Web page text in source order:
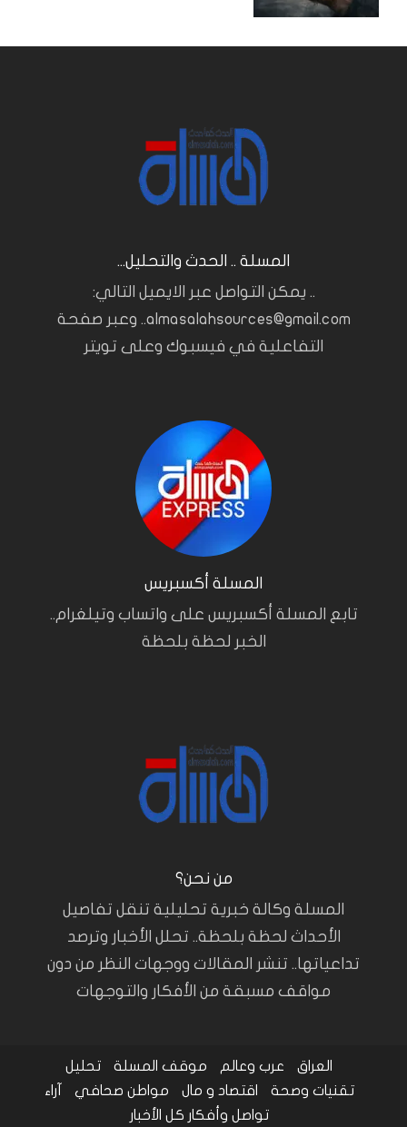
المسلة .. الحدث والتحليل...
.. يمكن التواصل عبر الايميل التالي:
almasalahsources@gmail.com.. وعبر صفحة
التفاعلية في فيسبوك وعلى تويتر
المسلة أكسبريس
تابع المسلة أكسبريس على واتساب وتيلغرام..
الخبر لحظة بلحظة
من نحن؟
المسلة وكالة خبرية تحليلية تنقل تفاصيل
الأحداث لحظة بلحظة.. تحلل الأخبار وترصد
تداعياتها.. تنشر المقالات ووجهات النظر من دون
مواقف مسبقة من الأفكار والتوجهات
العراق عرب وعالم موقف المسلة
تحليل
تقنيات وصحة
اقتصاد و مال مواطن صحافي
آراء
تواصل وأفكار كل الأخبار